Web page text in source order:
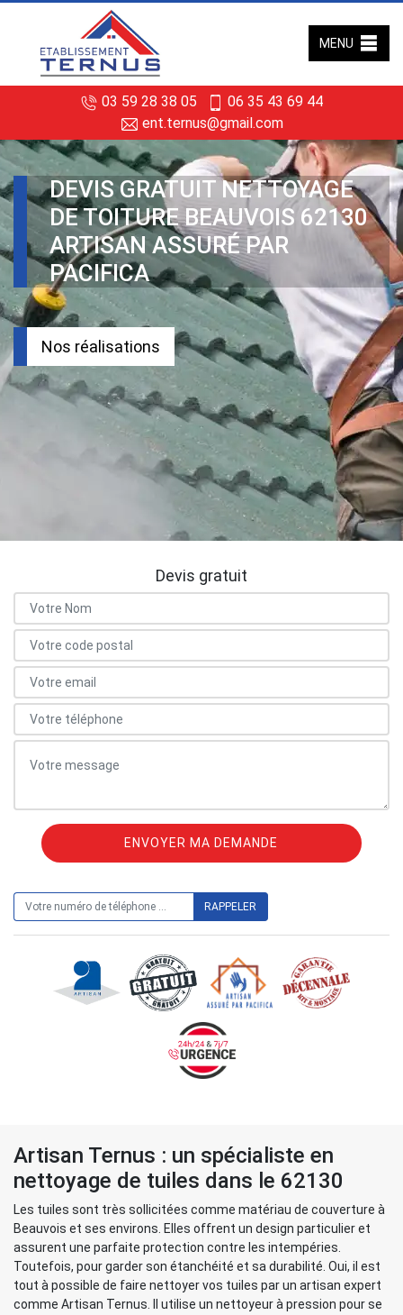
03 59 28 38 05
06 35 43 69 44
ent.ternus@gmail.com
MENU
DEVIS GRATUIT NETTOYAGE
DE TOITURE BEAUVOIS 62130
ARTISAN ASSURÉ PAR
PACIFICA
Nos réalisations
Devis gratuit
Artisan Ternus : un spécialiste en
nettoyage de tuiles dans le 62130
Les tuiles sont très sollicitées comme matériau de couverture à
Beauvois et ses environs. Elles offrent un design particulier et
assurent une parfaite protection contre les intempéries.
Toutefois, pour garder son étanchéité et sa durabilité. Oui, il est
tout à possible de faire nettoyer vos tuiles par un artisan expert
comme Artisan Ternus. Il utilise un nettoyeur à pression pour se